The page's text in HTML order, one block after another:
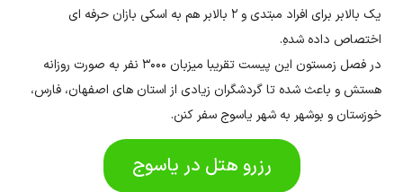
یک بالابر برای افراد مبتدی و ۲ بالابر هم به اسکی بازان حرفه ای
اختصاص داده شدهِ.
در فصل زمستون این پیست تقریبا میزبان ۳۰۰۰ نفر به صورت روزانه
هستش و باعث شده تا گردشگران زیادی از استان های اصفهان، فارس،
خوزستان و بوشهر به شهر یاسوج سفر کنن.
رزرو هتل در یاسوج